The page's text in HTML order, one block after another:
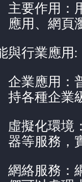
主要作用：
應用、網頁
與行業應用:
企業應用：
持各種企業
虛擬化環境
器等服務，
網絡服務：